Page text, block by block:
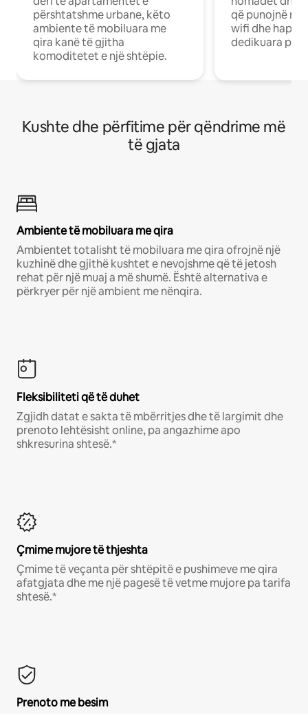
përshtatshme urbane, këto
ambiente të mobiluara me
qira kanë të gjitha
komoditetet e një shtëpie.
që punojnë në
wifi dhe
dedikuara
Kushte dhe përfitime për qëndrime më
të gjata
Ambiente të mobiluara me qira
Ambientet totalisht të mobiluara me qira ofrojnë një
kuzhinë dhe gjithë kushtet e nevojshme që të jetosh
rehat për një muaj a më shumë. Është alternativa e
përkryer për një ambient me nënqira.
Fleksibiliteti që të duhet
Zgjidh datat e sakta të mbërritjes dhe të largimit dhe
prenoto lehtësisht online, pa angazhime apo
shkresurina shtesë.*
Çmime mujore të thjeshta
Çmime të veçanta për shtëpitë e pushimeve me qira
afatgjata dhe me një pagesë të vetme mujore pa tarifa
shtesë.*
Prenoto me besim